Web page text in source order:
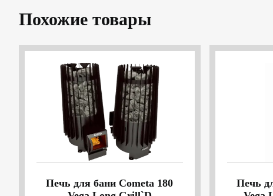
Похожие товары
Печь для бани Cometa 180
Печь